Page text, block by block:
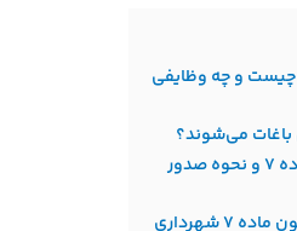
شهرداری چیست و چه وظایفی
می‌شوند؟
روند بررسی در کمیسیون ماده ۷ و نحوه صدور
شهرداری